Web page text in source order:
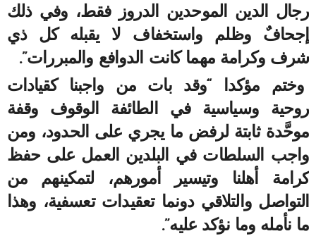
رجال الدين الموحدين الدروز فقط، وفي ذلك
إجحافٌ وظلم واستخفاف لا يقبله كل ذي
شرف وكرامة مهما كانت الدوافع والمبررات”.
وختم مؤكدا “وقد بات من واجبنا كقيادات
روحية وسياسية في الطائفة الوقوف وقفة
موحَّدة ثابتة لرفض ما يجري على الحدود، ومن
واجب السلطات في البلدين العمل على حفظ
كرامة أهلنا وتيسير أمورهم، لتمكينهم من
التواصل والتلاقي دونما تعقيدات تعسفية، وهذا
ما نأمله وما نؤكد عليه”.